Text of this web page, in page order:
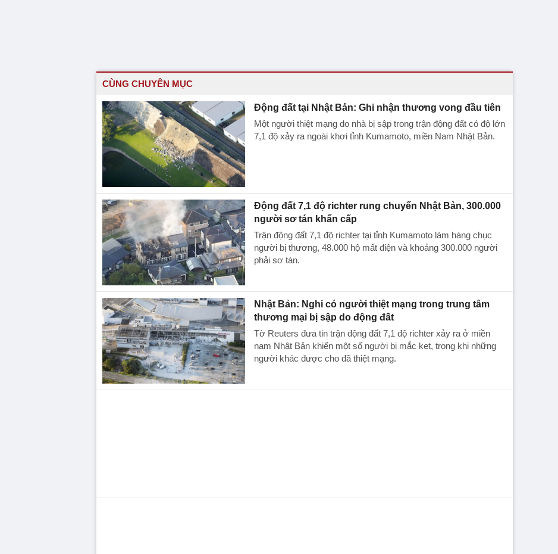
CÙNG CHUYÊN MỤC
Động đất tại Nhật Bản: Ghi nhận thương vong đầu tiên
Một người thiệt mạng do nhà bị sập trong trận động đất có độ lớn
7,1 độ xảy ra ngoài khơi tỉnh Kumamoto, miền Nam Nhật Bản.
Động đất 7,1 độ richter rung chuyển Nhật Bản, 300.000
người sơ tán khẩn cấp
Trận động đất 7,1 độ richter tại tỉnh Kumamoto làm hàng chục
người bị thương, 48.000 hộ mất điện và khoảng 300.000 người
phải sơ tán.
Nhật Bản: Nghi có người thiệt mạng trong trung tâm
thương mại bị sập do động đất
Tờ Reuters đưa tin trận động đất 7,1 độ richter xảy ra ở miền
nam Nhật Bản khiến một số người bị mắc kẹt, trong khi những
người khác được cho đã thiệt mạng.